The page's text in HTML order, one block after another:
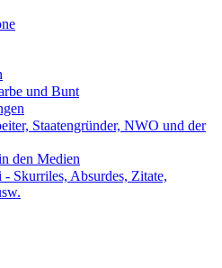
und Bunt
Staatengründer, NWO und der
den Medien
Skurriles, Absurdes, Zitate,